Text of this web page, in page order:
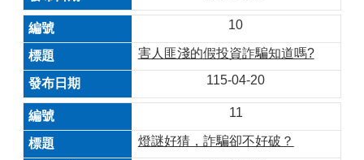
10
害人匪淺的假投資詐騙知道嗎?
115-04-20
11
燈謎好猜，詐騙卻不好破？